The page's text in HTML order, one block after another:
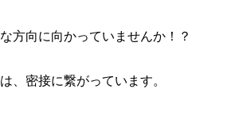
方向に向かっていませんか！？
、密接に繋がっています。